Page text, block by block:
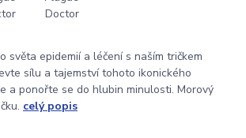
světa epidemií a léčení s naším tričkem
sílu a tajemství tohoto ikonického
a ponořte se do hlubin minulosti. Morový
celý popis